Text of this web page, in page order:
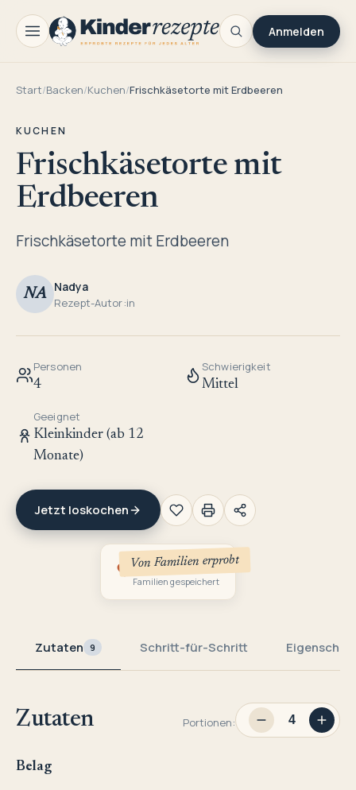
Anmelden
Start/Backen/Kuchen/Frischkäsetorte mit Erdbeeren
KUCHEN
Frischkäsetorte mit
Erdbeeren
Frischkäsetorte mit Erdbeeren
NA Nadya
Rezept-Autor:in
Personen
4
Schwierigkeit
Mittel
Geeignet
Kleinkinder (ab 12
Monate)
Jetzt loskochen
Von Familien erprobt
2
Familien gespeichert
Zutaten 9 Schritt-für-Schritt
Zutaten Portionen:
Belag